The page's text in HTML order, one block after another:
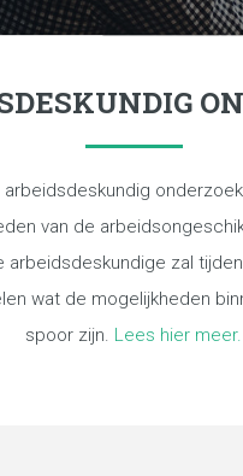
arbeidsdeskundig
van de
arbeidsdeskundige zal
wat de mogelijkheden
spoor zijn. Lees hier meer.